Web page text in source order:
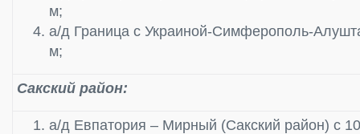
м;
а/д Граница с Украиной-Симферополь-
м;
Сакский район:
а/д Евпатория – Мирный (Сакский район) с